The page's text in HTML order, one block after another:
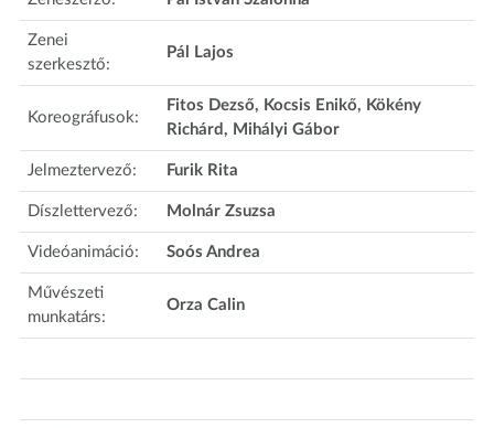
Zenei
szerkesztő:
Pál Lajos
Koreográfusok:
Fitos Dezső, Kocsis Enikő, Kökény
Richárd, Mihályi Gábor
Jelmeztervező: Furik Rita
Díszlettervező: Molnár Zsuzsa
Videóanimáció: Soós Andrea
Művészeti
munkatárs:
Orza Calin